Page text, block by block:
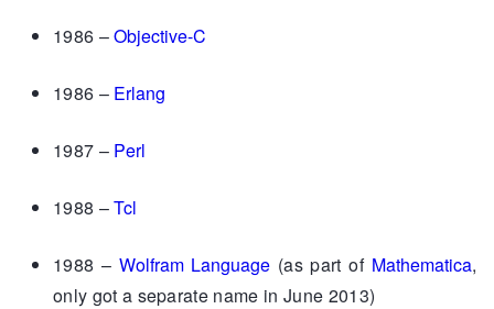
1986 –Objective-C
1986 – Erlang
1987 – Perl
1988 –Tcl
1988 – Wolfram Language (as part of Mathematica,
only got a separate name in June 2013)